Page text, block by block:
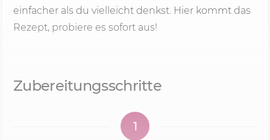
einfacher als du vielleicht denkst. Hier kommt das
Rezept, probiere es sofort aus!
Zubereitungsschritte
1